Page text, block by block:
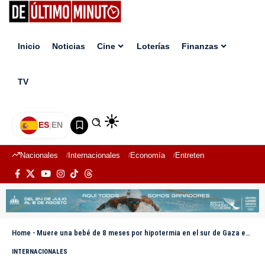
Inicio Noticias Cine Loterías Finanzas
TV
ES|EN
Nacionales Internacionales Economía Entretenimiento
Home - Muere una bebé de 8 meses por hipotermia en el sur de Gaza en pleno temporal
INTERNACIONALES